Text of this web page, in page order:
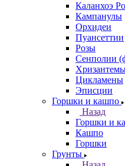
Каланхоэ
Кампанулы
Орхидеи
Пуансеттии
Розы
Сенполии
Цикламены
Эписции
Горшки и кашпо
Назад
Горшки и
Кашпо
Горшки
Грунты